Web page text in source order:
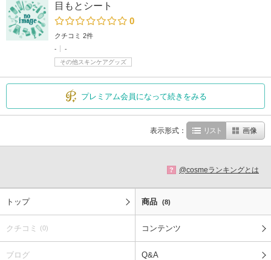
目もとシート
0
クチコミ 2件
-
-
その他スキンケアグッズ
プレミアム会員になって続きをみる
表示形式： リスト 画像
? @cosmeランキングとは
トップ 商品 (8)
クチコミ (0) コンテンツ
ブログ Q&A